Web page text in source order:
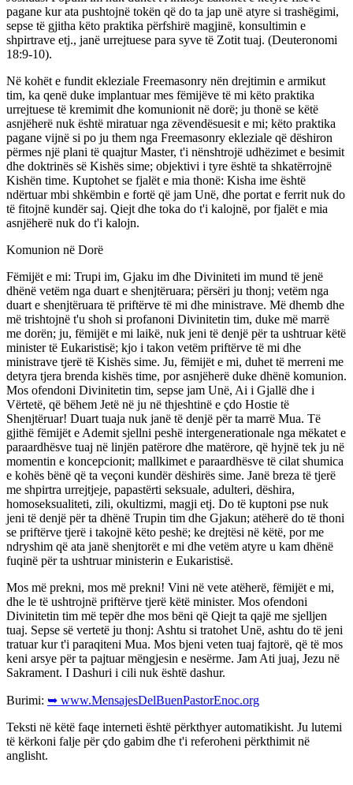
pagane kur ata pushtojnë tokën që do ta jap unë atyre si trashëgimi,
sepse të gjitha këto praktika përfshirë magjinë, konsultimin e
shpirtrave etj., janë urrejtuese para syve të Zotit tuaj. (Deuteronomi
18:9-10).
Në kohët e fundit ekleziale Freemasonry nën drejtimin e armikut
tim, ka qenë duke implantuar mes fëmijëve të mi këto praktika
urrejtuese të kremimit dhe komunionit në dorë; ju thonë se këtë
asnjëherë nuk është miratuar nga zëvendësuesit e mi; këto praktika
pagane vijnë si po ju them nga Freemasonry ekleziale që dëshiron
përmes një plani të quajtur Master, t'i nënshtrojë udhëzimet e besimit
dhe doktrinës së Kishës sime; objektivi i tyre është ta shkatërrojnë
Kishën time. Kuptohet se fjalët e mia thonë: Kisha ime është
ndërtuar mbi shkëmbin e fortë që jam Unë, dhe portat e ferrit nuk do
të fitojnë kundër saj. Qiejt dhe toka do t'i kalojnë, por fjalët e mia
asnjëherë nuk do t'i kalojn.
Komunion në Dorë
Fëmijët e mi: Trupi im, Gjaku im dhe Diviniteti im mund të jenë
dhënë vetëm nga duart e shenjtëruara; përsëri ju thonj; vetëm nga
duart e shenjtëruara të priftërve të mi dhe ministrave. Më dhemb dhe
më trishtojnë t'u shoh si profanoni Divinitetin tim, duke më marrë
me dorën; ju, fëmijët e mi laikë, nuk jeni të denjë për ta ushtruar këtë
minister të Eukaristisë; kjo i takon vetëm priftërve të mi dhe
ministrave tjerë të Kishës sime. Ju, fëmijët e mi, duhet të merreni me
detyra tjera brenda kishës time, por asnjëherë duke dhënë komunion.
Mos ofendoni Divinitetin tim, sepse jam Unë, Ai i Gjallë dhe i
Vërtetë, që bëhem Jetë në ju në thjeshtinë e çdo Hostie të
Shenjtëruar! Duart tuaja nuk janë të denjë për ta marrë Mua. Të
gjithë fëmijët e Ademit sjellni peshë intergenerationale nga mëkatet e
paraardhësve tuaj në linjën patërore dhe matërore, që hyjnë tek ju në
momentin e koncepcionit; mallkimet e paraardhësve të cilat shumica
e kohës bënë që ta veçoni kundër dëshirës sime. Janë breza të tjerë
me shpirtra urrejtjeje, papastërti seksuale, adulteri, dëshira,
homoseksualiteti, zili, okultizmi, magji etj. Do të kuptoni pse nuk
jeni të denjë për ta dhënë Trupin tim dhe Gjakun; atëherë do të thoni
se priftërve tjerë i takojnë këto peshë; ke drejtësi në këtë, por me
ndryshim që ata janë shenjtorët e mi dhe vetëm atyre u kam dhënë
fuqinë për ta ushtruar ministerin e Eukaristisë.
Mos më prekni, mos më prekni! Vini në vete atëherë, fëmijët e mi,
dhe le të ushtrojnë priftërve tjerë këtë minister. Mos ofendoni
Divinitetin tim më tepër dhe mos bëni që Qiejt ta qajë me sjelljen
tuaj. Sepse së vertetë ju thonj: Ashtu si tratohet Unë, ashtu do të jeni
tratuar kur t'i paraqiteni Mua. Mos bjeni veten tuaj fajtorë, që të mos
keni arsye për ta pajtuar mëngjesin e nesërme. Jam Ati juaj, Jezu në
Sakrament. I Dashuri i cili nuk është dashur.
Burimi: ➥ www.MensajesDelBuenPastorEnoc.org
Teksti në këtë faqe interneti është përkthyer automatikisht. Ju lutemi
të kërkoni falje për çdo gabim dhe t'i referoheni përkthimit në
anglisht.